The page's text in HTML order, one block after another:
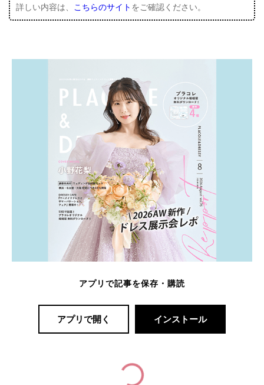
詳しい内容は、
こちらのサイト をご確認ください。
アプリで記事を保存・購読
アプリで開く インストール